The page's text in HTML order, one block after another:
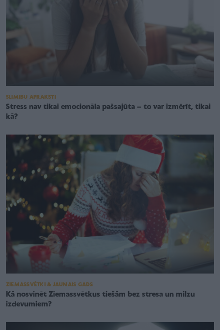
SLIMĪBU APRAKSTI
Stress nav tikai emocionāla pašsajūta – to var izmērīt, tikai
kā?
ZIEMASSVĒTKI & JAUNAIS GADS
Kā nosvinēt Ziemassvētkus tiešām bez stresa un milzu
izdevumiem?